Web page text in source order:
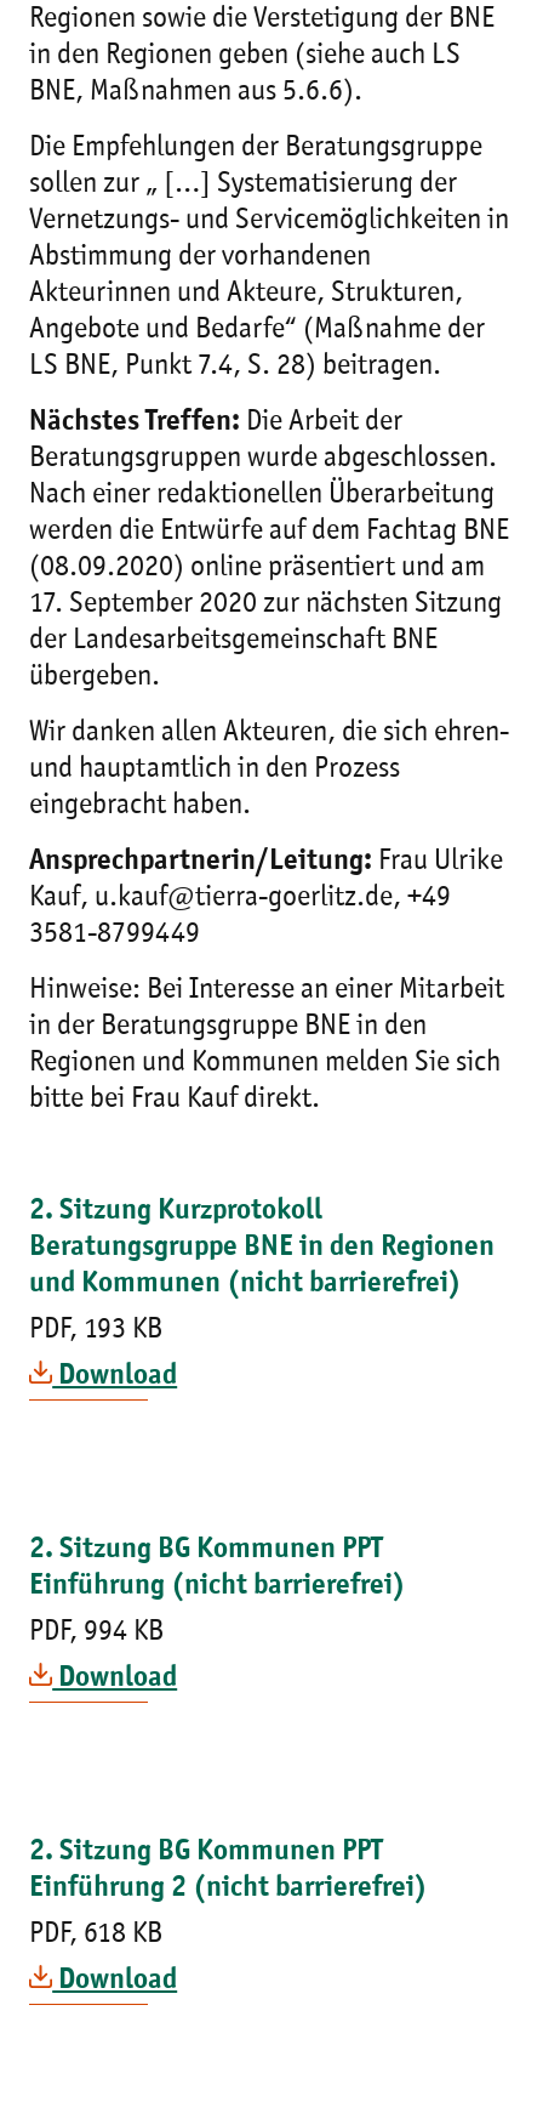
Regionen sowie die Verstetigung der BNE
in den Regionen geben (siehe auch LS
BNE, Maßnahmen aus 5.6.6).
Die Empfehlungen der Beratungsgruppe
sollen zur „ […] Systematisierung der
Vernetzungs- und Servicemöglichkeiten in
Abstimmung der vorhandenen
Akteurinnen und Akteure, Strukturen,
Angebote und Bedarfe“ (Maßnahme der
LS BNE, Punkt 7.4, S. 28) beitragen.
Nächstes Treffen: Die Arbeit der
Beratungsgruppen wurde abgeschlossen.
Nach einer redaktionellen Überarbeitung
werden die Entwürfe auf dem Fachtag BNE
(08.09.2020) online präsentiert und am
17. September 2020 zur nächsten Sitzung
der Landesarbeitsgemeinschaft BNE
übergeben.
Wir danken allen Akteuren, die sich ehren-
und hauptamtlich in den Prozess
eingebracht haben.
Ansprechpartnerin/Leitung: Frau Ulrike
Kauf, u.kauf@tierra-goerlitz.de, +49
3581-8799449
Hinweise: Bei Interesse an einer Mitarbeit
in der Beratungsgruppe BNE in den
Regionen und Kommunen melden Sie sich
bitte bei Frau Kauf direkt.
2. Sitzung Kurzprotokoll
Beratungsgruppe BNE in den Regionen
und Kommunen (nicht barrierefrei)
PDF, 193 KB
Download
2. Sitzung BG Kommunen PPT
Einführung (nicht barrierefrei)
PDF, 994 KB
Download
2. Sitzung BG Kommunen PPT
Einführung 2 (nicht barrierefrei)
PDF, 618 KB
Download